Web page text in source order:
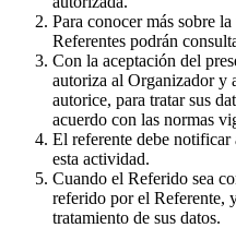
Para conocer más sobre
Referentes podrán
Con la aceptación del
autoriza al Organizador y
autorice, para tratar sus
acuerdo con las normas
El referente debe notificar
esta actividad.
Cuando el Referido sea
referido por el Referente,
tratamiento de sus datos.